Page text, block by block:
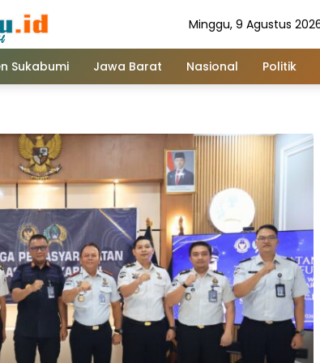
Minggu, 9 Agustus
Sukabumi Jawa Barat Nasional Politik